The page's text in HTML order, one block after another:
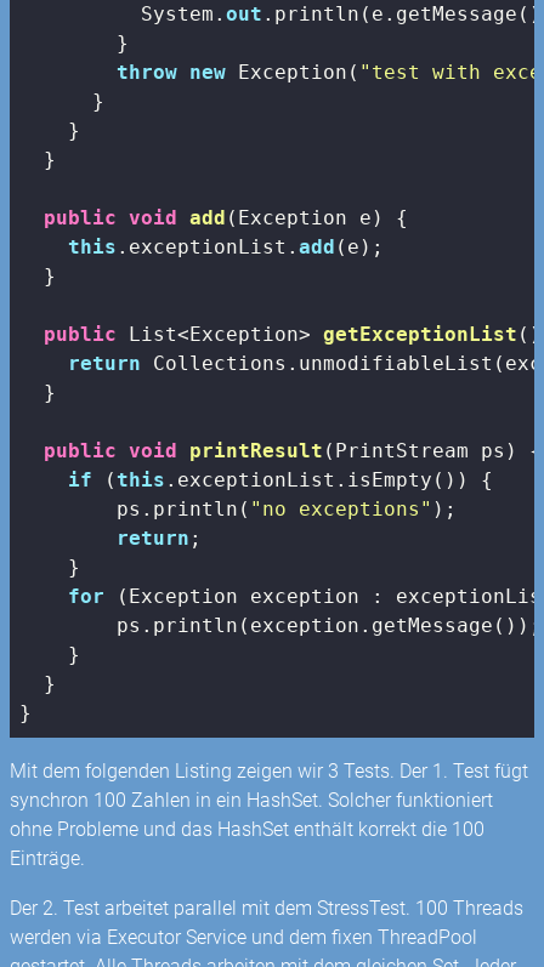
          System.
out
        }
throw new Exception( "test with
      }
    }
  }
public void add ( Exception e ) {
this .exceptionList.add (e);
  }
public List<Exception> getExceptionList (
return
  }
public void printResult ( PrintStream ps ) {
if (this .exceptionList.isEmpty()) {
        ps.println(
"no exceptions" );
return ;
    }
for (Exception exception :
        ps.println(exception.getMessage());
    }
  }
}
Mit dem folgenden Listing zeigen wir 3 Tests. Der 1. Test fügt
synchron 100 Zahlen in ein HashSet. Solcher funktioniert
ohne Probleme und das HashSet enthält korrekt die 100
Einträge.
Der 2. Test arbeitet parallel mit dem StressTest. 100 Threads
werden via Executor Service und dem fixen ThreadPool